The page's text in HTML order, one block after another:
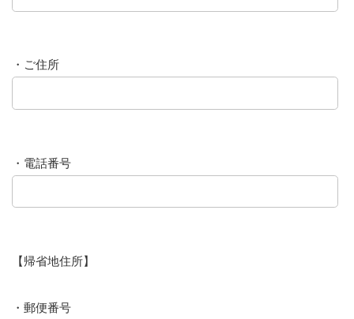
・ご住所
・電話番号
【帰省地住所】
・郵便番号